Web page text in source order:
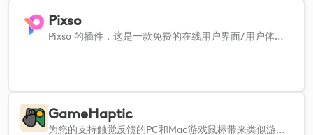
Pixso
Pixso 的插件，这是一款免费的在线用户界面/用户体验设计工具。
GameHaptic
为您的支持触觉反馈的PC和Mac游戏鼠标带来类似游戏手柄的触觉反馈。需要安装GameHaptic应用